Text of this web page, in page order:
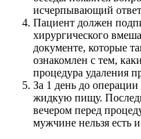
исчерпывающий
Пациент должен
хирургического
документе, которые
ознакомлен с тем,
процедура удаления
За 1 день до
жидкую пищу.
вечером перед
мужчине нельзя есть